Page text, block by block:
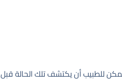
للطبيب أن يكتشف تلك الحالة قبل